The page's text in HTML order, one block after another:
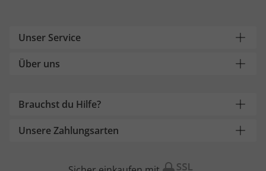
Unser Service
Über uns
Brauchst du Hilfe?
Unsere Zahlungsarten